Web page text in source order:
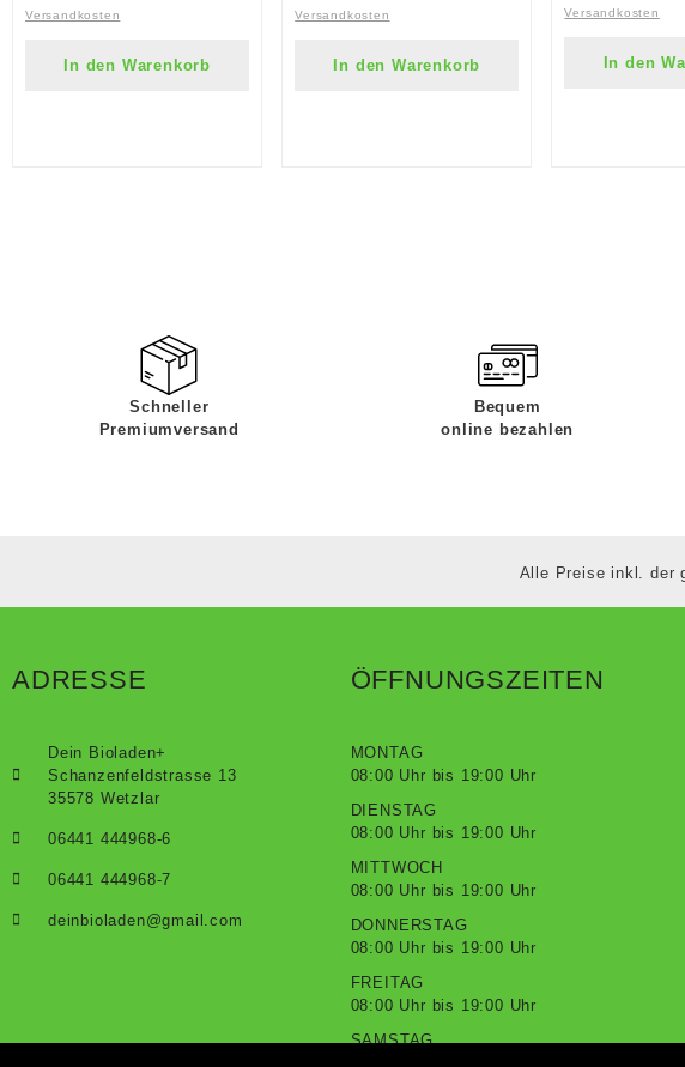
Versandkosten
In den Warenkorb
Versandkosten
In den Warenkorb
Versandkosten
In den
Schneller
Premiumversand
Bequem
online bezahlen
Alle Preise inkl. der
ADRESSE
Dein Bioladen+
Schanzenfeldstrasse 13
35578 Wetzlar
06441 444968-6
06441 444968-7
deinbioladen@gmail.com
ÖFFNUNGSZEITEN
MONTAG
08:00 Uhr bis 19:00 Uhr
DIENSTAG
08:00 Uhr bis 19:00 Uhr
MITTWOCH
08:00 Uhr bis 19:00 Uhr
DONNERSTAG
08:00 Uhr bis 19:00 Uhr
FREITAG
08:00 Uhr bis 19:00 Uhr
SAMSTAG